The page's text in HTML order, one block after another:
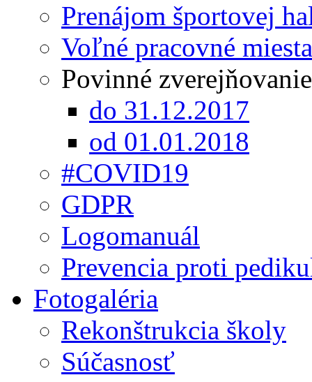
Prenájom športovej
Voľné pracovné miesta
Povinné zverejňovanie
do 31.12.2017
od 01.01.2018
#COVID19
GDPR
Logomanuál
Prevencia proti
Fotogaléria
Rekonštrukcia školy
Súčasnosť